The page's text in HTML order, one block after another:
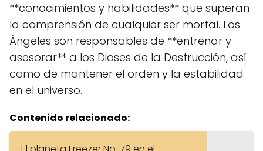
**conocimientos y habilidades** que superan
la comprensión de cualquier ser mortal. Los
Ángeles son responsables de **entrenar y
asesorar** a los Dioses de la Destrucción, así
como de mantener el orden y la estabilidad
en el universo.
Contenido relacionado: